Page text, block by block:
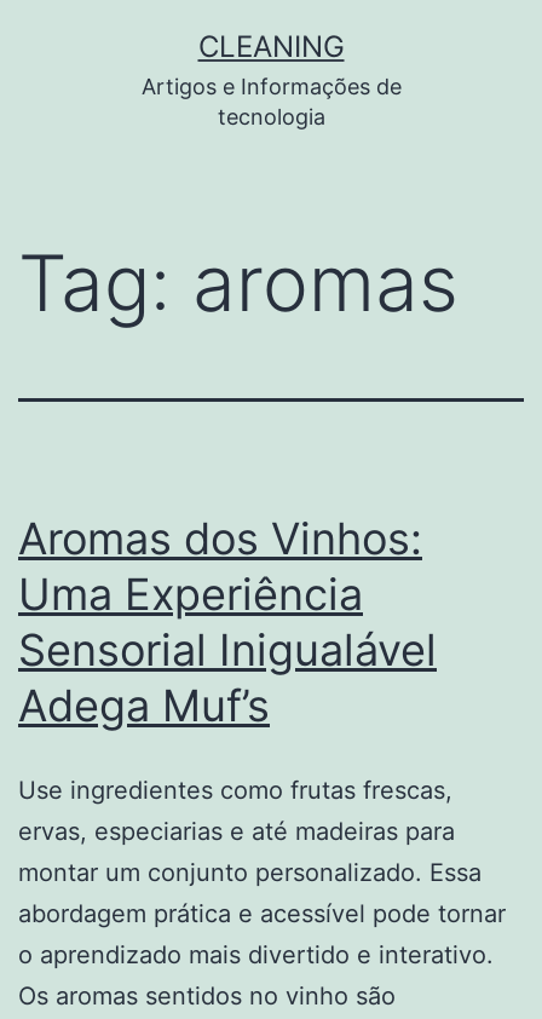
CLEANING
Artigos e Informações de
tecnologia
Tag: aromas
Aromas dos Vinhos:
Uma Experiência
Sensorial Inigualável
Adega Muf’s
Use ingredientes como frutas frescas,
ervas, especiarias e até madeiras para
montar um conjunto personalizado. Essa
abordagem prática e acessível pode tornar
o aprendizado mais divertido e interativo.
Os aromas sentidos no vinho são